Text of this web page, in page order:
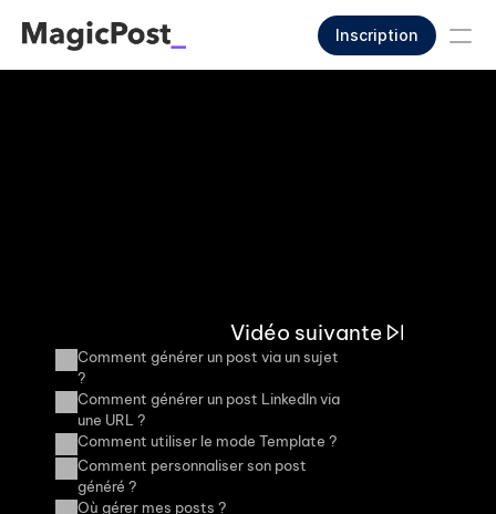
Inscription
Vidéo suivante
Comment générer un post via un sujet
?
Comment générer un post LinkedIn via
une URL ?
Comment utiliser le mode Template ?
Comment personnaliser son post
généré ?
Où gérer mes posts ?